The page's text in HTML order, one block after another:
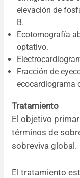
elevación de
B.
Ecotomografía
optativo.
Fracción de
ecocardiograma
Tratamiento
El objetivo
términos de
sobreviva global.
El tratamiento